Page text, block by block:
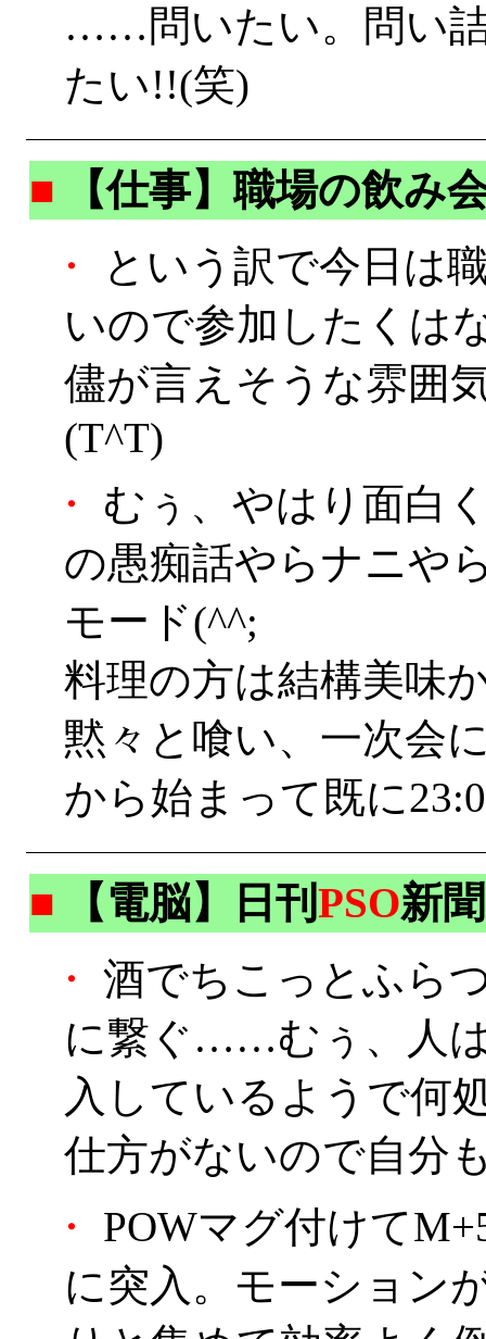
……問いたい。問い
たい!!(笑)
■
【仕事】職場の飲み
・
という訳で今日は
いので参加したくは
儘が言えそうな雰囲
(T^T)
・
むぅ、やはり面白
の愚痴話やらナニや
モード(^^;
料理の方は結構美味
黙々と喰い、一次会
から始まって既に
■ 【電脳】日刊PSO新聞
・
酒でちこっとふら
に繋ぐ……むぅ、人
入しているようで何
仕方がないので自分
・
POWマグ付けて
に突入。モーション